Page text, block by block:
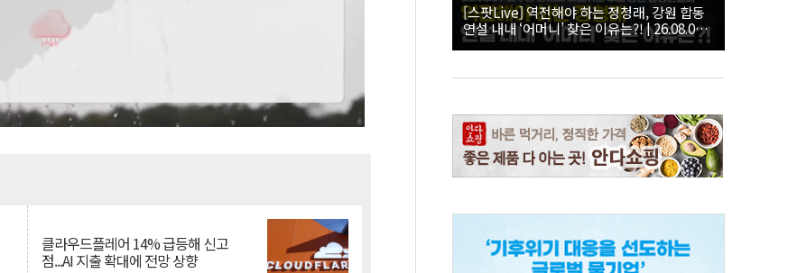
클라우드플레어 14% 급등해 신고
점...AI 지출 확대에 전망 상향
[스팟Live] 역전해야 하는 정청래, 강원 합동
연설 내내 ‘어머니’ 찾은 이유는?! | 26.08.09
더불어민주당 당대표·최고위원 후보 강원 합